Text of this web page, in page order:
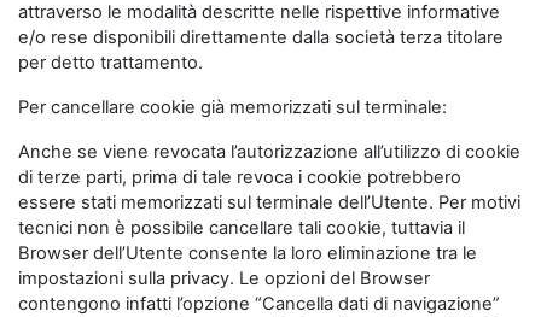
attraverso le modalità descritte nelle rispettive informative
e/o rese disponibili direttamente dalla società terza titolare
per detto trattamento.
Per cancellare cookie già memorizzati sul terminale:
Anche se viene revocata l’autorizzazione all’utilizzo di cookie
di terze parti, prima di tale revoca i cookie potrebbero
essere stati memorizzati sul terminale dell’Utente. Per motivi
tecnici non è possibile cancellare tali cookie, tuttavia il
Browser dell’Utente consente la loro eliminazione tra le
impostazioni sulla privacy. Le opzioni del Browser
contengono infatti l’opzione “Cancella dati di navigazione”